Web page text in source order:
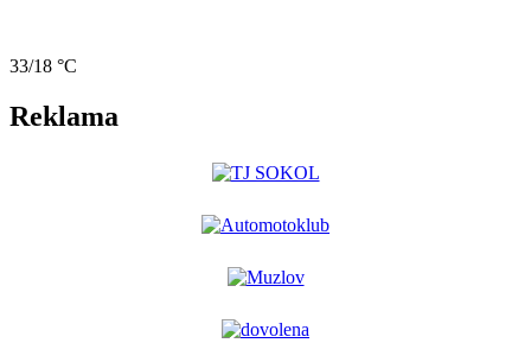
33/18 °C
Reklama